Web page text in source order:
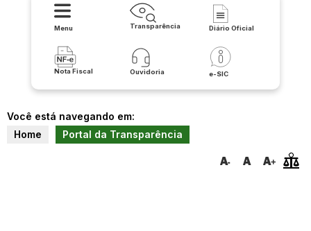
Menu Transparência Diário Oficial
Nota Fiscal Ouvidoria e-SIC
Você está navegando em:
Home
Portal da Transparência